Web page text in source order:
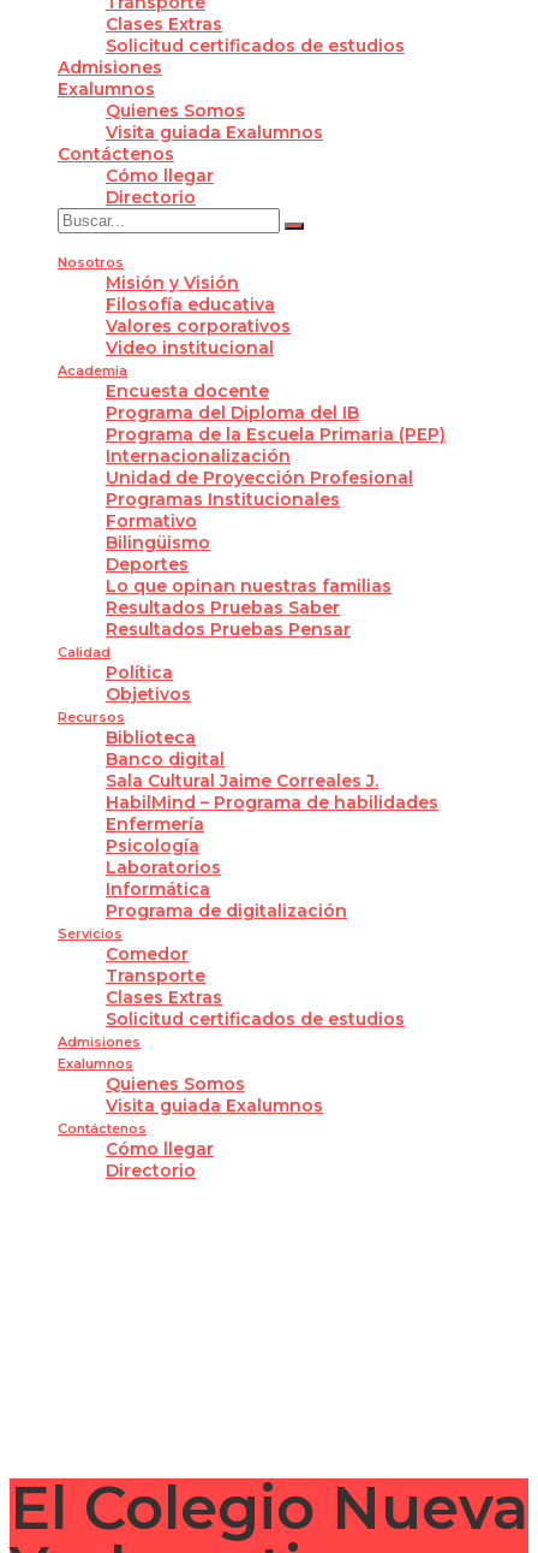
Clases Extras
Solicitud certificados de estudios
Admisiones
Exalumnos
Quienes Somos
Visita guiada Exalumnos
Contáctenos
Cómo llegar
Directorio
Nosotros
Misión y Visión
Filosofía educativa
Valores corporativos
Video institucional
Academia
Encuesta docente
Programa del Diploma del IB
Programa de la Escuela Primaria (PEP)
Internacionalización
Unidad de Proyección Profesional
Programas Institucionales
Formativo
Bilingüismo
Deportes
Lo que opinan nuestras familias
Resultados Pruebas Saber
Resultados Pruebas Pensar
Calidad
Política
Objetivos
Recursos
Biblioteca
Banco digital
Sala Cultural Jaime Correales J.
HabilMind – Programa de habilidades
Enfermería
Psicología
Laboratorios
Informática
Programa de digitalización
Servicios
Comedor
Transporte
Clases Extras
Solicitud certificados de estudios
Admisiones
Exalumnos
Quienes Somos
Visita guiada Exalumnos
Contáctenos
Cómo llegar
Directorio
El Colegio Nueva